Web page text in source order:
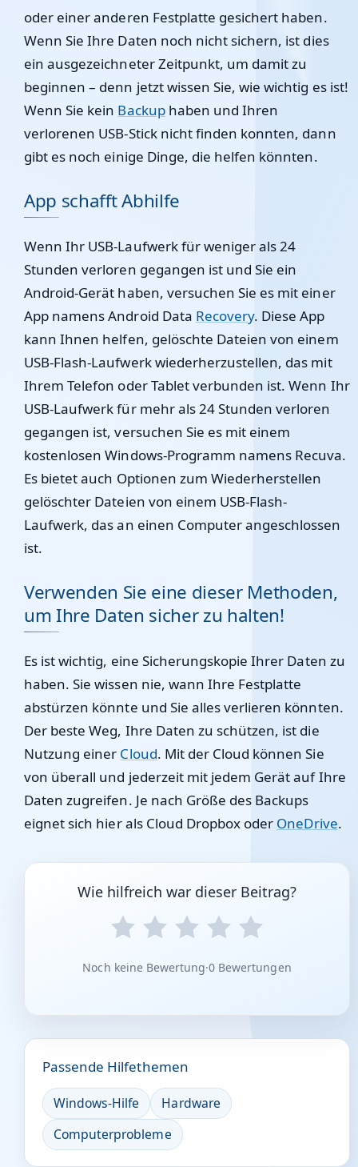
oder einer anderen Festplatte gesichert haben.
Wenn Sie Ihre Daten noch nicht sichern, ist dies
ein ausgezeichneter Zeitpunkt, um damit zu
beginnen – denn jetzt wissen Sie, wie wichtig es ist!
Wenn Sie kein Backuphaben und Ihren
verlorenen USB-Stick nicht finden konnten, dann
gibt es noch einige Dinge, die helfen könnten.
App schafft Abhilfe
Wenn Ihr USB-Laufwerk für weniger als 24
Stunden verloren gegangen ist und Sie ein
Android-Gerät haben, versuchen Sie es mit einer
App namens Android Data Recovery. Diese App
kann Ihnen helfen, gelöschte Dateien von einem
USB-Flash-Laufwerk wiederherzustellen, das mit
Ihrem Telefon oder Tablet verbunden ist. Wenn Ihr
USB-Laufwerk für mehr als 24 Stunden verloren
gegangen ist, versuchen Sie es mit einem
kostenlosen Windows-Programm namens Recuva.
Es bietet auch Optionen zum Wiederherstellen
gelöschter Dateien von einem USB-Flash-
Laufwerk, das an einen Computer angeschlossen
ist.
Verwenden Sie eine dieser Methoden,
um Ihre Daten sicher zu halten!
Es ist wichtig, eine Sicherungskopie Ihrer Daten zu
haben. Sie wissen nie, wann Ihre Festplatte
abstürzen könnte und Sie alles verlieren könnten.
Der beste Weg, Ihre Daten zu schützen, ist die
Nutzung einer Cloud. Mit der Cloud können Sie
von überall und jederzeit mit jedem Gerät auf Ihre
Daten zugreifen. Je nach Größe des Backups
eignet sich hier als Cloud Dropbox oder OneDrive.
Wie hilfreich war dieser Beitrag?
Noch keine Bewertung·0 Bewertungen
Passende Hilfethemen
Windows-Hilfe
Hardware
Computerprobleme